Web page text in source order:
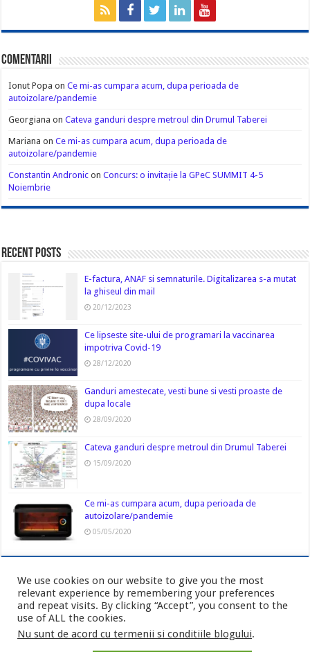
Comentarii
Ionut Popa onCe mi-as cumpara acum, dupa perioada de
autoizolare/pandemie
Georgiana onCateva ganduri despre metroul din Drumul Taberei
Mariana onCe mi-as cumpara acum, dupa perioada de
autoizolare/pandemie
Constantin Andronic onConcurs: o invitație la GPeC SUMMIT 4-5
Noiembrie
Recent Posts
E-factura, ANAF si semnaturile. Digitalizarea s-a mutat
la ghiseul din mail
20/12/2023
Ce lipseste site-ului de programari la vaccinarea
impotriva Covid-19
28/12/2020
Ganduri amestecate, vesti bune si vesti proaste de
dupa locale
28/09/2020
Cateva ganduri despre metroul din Drumul Taberei
15/09/2020
Ce mi-as cumpara acum, dupa perioada de
autoizolare/pandemie
05/05/2020
Politica de confidentialitate-Cookies
We use cookies on our website to give you the most
relevant experience by remembering your preferences
and repeat visits. By clicking “Accept”, you consent to the
use of ALL the cookies.
Nu sunt de acord cu termenii si conditiile blogului.